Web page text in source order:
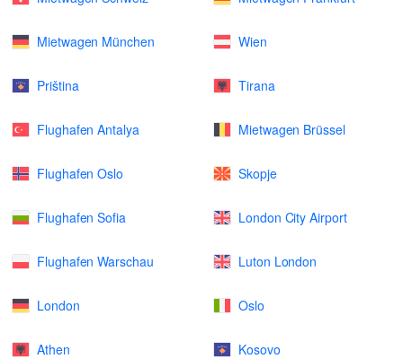
Mietwagen München Wien
Priština Tirana
Flughafen Antalya Mietwagen Brüssel
Flughafen Oslo Skopje
Flughafen Sofia London City Airport
Flughafen Warschau Luton London
London Oslo
Athen Kosovo